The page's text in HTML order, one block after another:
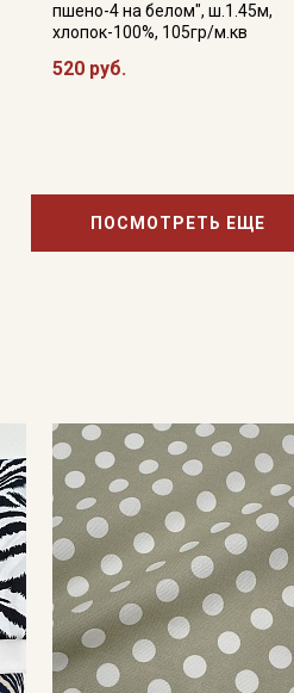
пшено-4 на белом", ш.1.45м,
хлопок-100%, 105гр/м.кв
520 руб.
ПОСМОТРЕТЬ ЕЩЕ